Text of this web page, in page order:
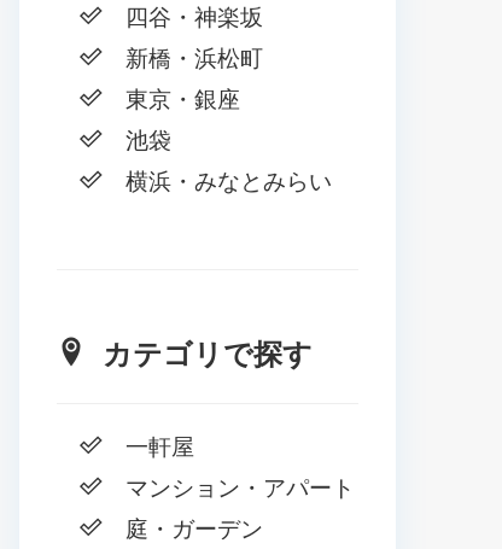
四谷・神楽坂
新橋・浜松町
東京・銀座
池袋
横浜・みなとみらい
カテゴリで探す
一軒屋
マンション・アパート
庭・ガーデン